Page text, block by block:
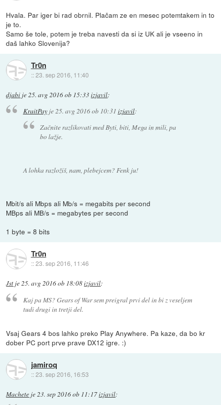
Hvala. Par iger bi rad obrnil. Plačam ze en mesec potemtakem in to
je to.
Samo še tole, potem je treba navesti da si iz UK ali je vseeno in
daš lahko Slovenija?
Tr0n
::23. sep 2016, 11:40
djabi je25. avg 2016 ob 15:33izjavil:
KraitPayje25. avg 2016 ob 10:31 izjavil:
Začnite razlikovati med Byti, biti, Mega in mili, pa
bo lažje.
A lohka razložiš, nam, plebejcem? Fenk ju!
Mbit/s ali Mbps ali Mb/s = megabits per second
MBps ali MB/s = megabytes per second
1 byte = 8 bits
Tr0n
::23. sep 2016, 11:46
Jst je25. avg 2016 ob 18:08izjavil:
Kaj pa MS? Gears of War sem preigral prvi del in bi z veseljem
tudi drugi in tretji del.
Vsaj Gears 4 bos lahko preko Play Anywhere. Pa kaze, da bo kr
dober PC port prve prave DX12 igre. :)
jamiroq
::23. sep 2016, 16:53
Machete je 23. sep 2016 ob 11:17izjavil: